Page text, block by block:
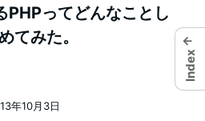
PHPってどんなことし
てみた。
年10月3日
←
Index